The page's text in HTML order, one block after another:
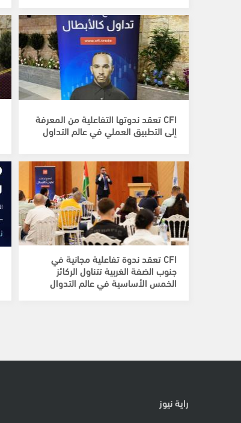
CFI تعقد ندوتها التفاعلية من المعرفة
إلى التطبيق العملي في عالم التداول
CFI تعقد ندوة تفاعلية مجانية في
جنوب الضفة الغربية تتناول الركائز
الخمس الأساسية في عالم التدوال
راية نيوز